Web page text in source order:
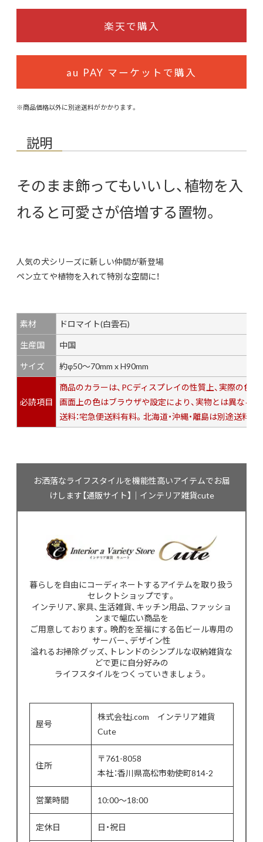
楽天で購入
au PAY マーケットで購入
※商品価格以外に別途送料がかかります。
説明
そのまま飾ってもいいし、植物を入
れると可愛さが倍増する置物。
人気の犬シリーズに新しい仲間が新登場
ペン立てや植物を入れて特別な空間に！
素材
ドロマイト(白雲石)
生産国
中国
サイズ
約φ50～70mm x H90mm
必読項目
商品のカラーは、PCディスプレイの性質上、実際の色
画面上の色はブラウザや設定により、実物とは異なる
送料：宅急便送料有料。北海道・沖縄・離島は別途送料が
お洒落なライフスタイルを機能性高いアイテムでお届
けします【通販サイト】｜インテリア雑貨cute
暮らしを自由にコーディネートするアイテムを取り扱う
セレクトショップです。
インテリア、家具、生活雑貨、キッチン用品、ファッショ
ンまで幅広い商品を
ご用意しております。晩酌を至福にする缶ビール専用の
サーバー、デザイン性
溢れるお掃除グッズ、トレンドのシンプルな収納雑貨な
どで更に自分好みの
ライフスタイルをつくっていきましょう。
屋号
株式会社j.com インテリア雑貨
Cute
住所
〒761-8058
本社：香川県高松市勅使町814-2
営業時間 10:00〜18:00
定休日 日・祝日